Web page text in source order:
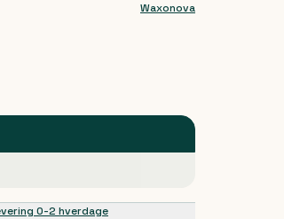
Waxonova
0-2 hverdage